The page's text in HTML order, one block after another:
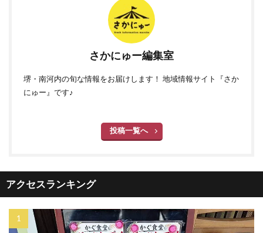
さかにゅー編集室
堺・南河内の旬な情報をお届けします！ 地域情報サイト『さか
にゅー』です♪
投稿一覧へ
アクセスランキング